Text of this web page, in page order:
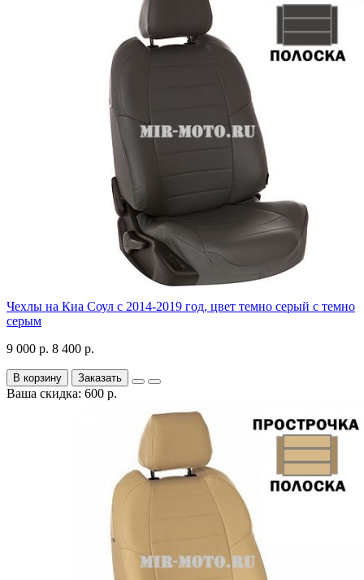
Чехлы на Киа Соул с 2014-2019 год, цвет темно серый с темно
серым
9 000 р. 8 400 р.
В корзину Заказать
Ваша скидка: 600 р.